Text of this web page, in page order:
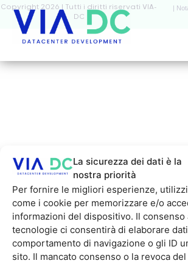
La sicurezza dei dati è la
nostra priorità
Per fornire le migliori esperienze,
come i cookie per memorizzare e/o
informazioni del dispositivo. Il consenso
tecnologie ci consentirà di elaborare
comportamento di navigazione o gli ID
sito. Il mancato consenso o la revoca
Copyright 2026 | Tutti i diritti riservati VIA-
DC
|